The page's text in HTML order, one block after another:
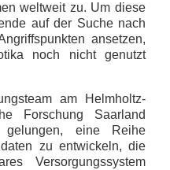
weltweit zu. Um diese
auf der Suche nach
ansetzen,
noch nicht genutzt
am Helmholtz-
Forschung Saarland
eine Reihe
zu entwickeln, die
Versorgungssystem